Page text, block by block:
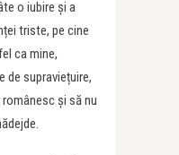
o iubire și a
triste, pe cine
ca mine,
de supraviețuire,
și să nu